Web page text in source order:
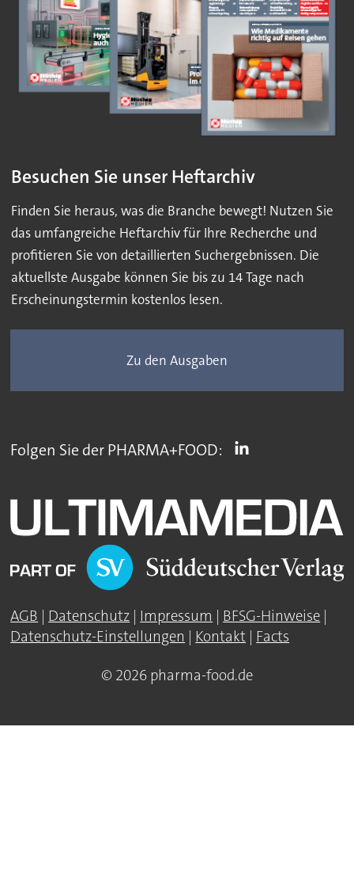
Besuchen Sie unser Heftarchiv
Finden Sie heraus, was die Branche bewegt! Nutzen Sie
das umfangreiche Heftarchiv für Ihre Recherche und
profitieren Sie von detaillierten Suchergebnissen. Die
aktuellste Ausgabe können Sie bis zu 14 Tage nach
Erscheinungstermin kostenlos lesen.
Zu den Ausgaben
Folgen Sie der PHARMA+FOOD:
AGB | Datenschutz | Impressum | BFSG-Hinweise |
Datenschutz-Einstellungen | Kontakt | Facts
© 2026 pharma-food.de